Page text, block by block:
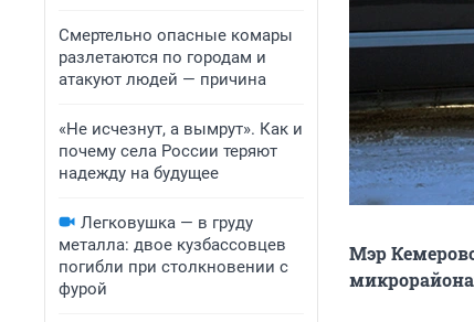
Смертельно опасные комары
разлетаются по городам и
атакуют людей — причина
«Не исчезнут, а вымрут». Как и
почему села России теряют
надежду на будущее
Легковушка — в груду
металла: двое кузбассовцев
погибли при столкновении с
фурой
Мэр